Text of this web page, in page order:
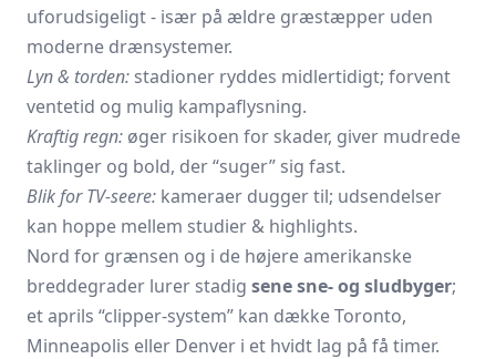
uforudsigeligt - især på ældre græstæpper uden
moderne drænsystemer.
Lyn & torden: stadioner ryddes midlertidigt; forvent
ventetid og mulig kampaflysning.
Kraftig regn: øger risikoen for skader, giver mudrede
taklinger og bold, der “suger” sig fast.
Blik for TV-seere: kameraer dugger til; udsendelser
kan hoppe mellem studier & highlights.
Nord for grænsen og i de højere amerikanske
breddegrader lurer stadig sene sne- og sludbyger;
et aprils “clipper-system” kan dække Toronto,
Minneapolis eller Denver i et hvidt lag på få timer.